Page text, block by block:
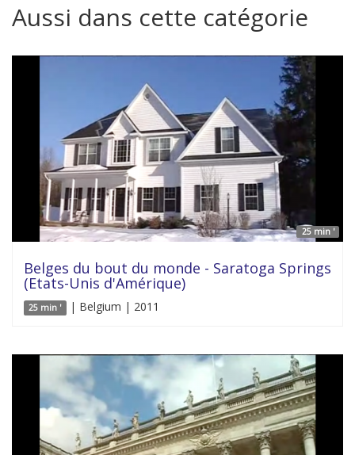
Aussi dans cette catégorie
25 min '
Belges du bout du monde - Saratoga Springs
(Etats-Unis d'Amérique)
25 min ' | Belgium | 2011